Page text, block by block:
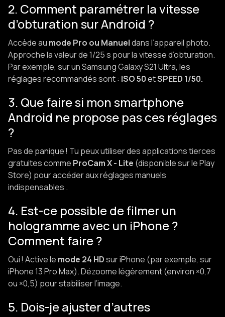
2. Comment paramétrer la vitesse
d’obturation sur Android ?
Accède au mode Pro ou Manueldans l’appareil photo.
Approche la valeur de 1/25 s pour la vitesse d’obturation.
Par exemple, sur un Samsung Galaxy S21 Ultra, les
réglages recommandés sont : ISO 50etSPEED 1/50.
3. Que faire si mon smartphone
Android ne propose pas ces réglages
?
Pas de panique ! Tu peux utiliser des applications tierces
gratuites comme ProCam X - Lite (disponible sur le Play
Store) pour accéder aux réglages manuels
indispensables .
4. Est-ce possible de filmer un
hologramme avec un iPhone ?
Comment faire ?
Oui ! Active le mode 24 HDsur iPhone (par exemple, sur
iPhone 13 Pro Max). Dézoome légèrement (environ ×0,7
ou ×0,5) pour stabiliser l’image.
5. Dois-je ajuster d’autres